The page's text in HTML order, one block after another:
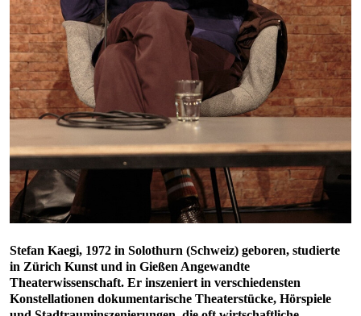
Stefan Kaegi, 1972 in Solothurn (Schweiz) geboren, studierte
in Zürich Kunst und in Gießen Angewandte
Theaterwissenschaft. Er inszeniert in verschiedensten
Konstellationen dokumentarische Theaterstücke, Hörspiele